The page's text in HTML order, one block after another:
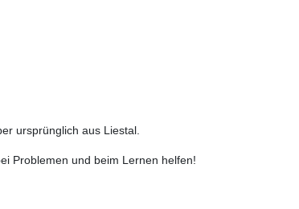
ursprünglich aus Liestal.
Problemen und beim Lernen helfen!